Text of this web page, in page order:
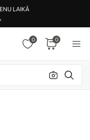
LAIKĀ
0 0